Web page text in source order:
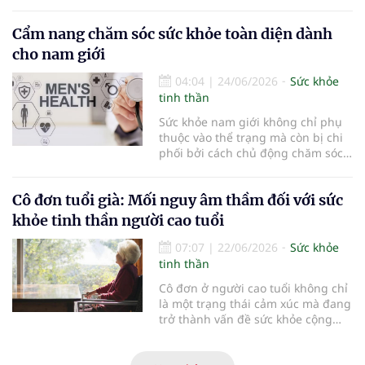
tranh phức tạp hơn tưởng tượng...
Cẩm nang chăm sóc sức khỏe toàn diện dành
cho nam giới
04:04 | 24/06/2026
Sức khỏe
tinh thần
Sức khỏe nam giới không chỉ phụ
thuộc vào thể trạng mà còn bị chi
phối bởi cách chủ động chăm sóc
quen và nhận thức có thể tạo ra
khác biệt lớn về lâu dài...
Cô đơn tuổi già: Mối nguy âm thầm đối với sức
khỏe tinh thần người cao tuổi
07:07 | 22/06/2026
Sức khỏe
tinh thần
Cô đơn ở người cao tuổi không chỉ
là một trạng thái cảm xúc mà đang
trở thành vấn đề sức khỏe cộng